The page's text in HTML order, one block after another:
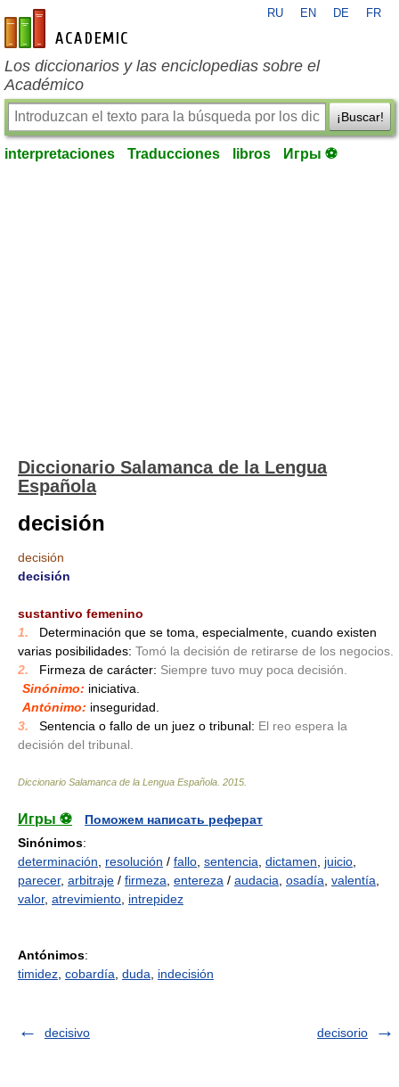
es-academic.com
RU EN DE FR
Los diccionarios y las enciclopedias sobre el
Académico
¡Buscar!
interpretaciones Traducciones libros Игры ⚽
Diccionario Salamanca de la Lengua
Española
decisión
decisión
decisión
sustantivo femenino
1.
Determinación que se toma, especialmente, cuando existen
varias posibilidades: Tomó la decisión de retirarse de los negocios.
2.
Firmeza de carácter: Siempre tuvo muy poca decisión.
Sinónimo: iniciativa.
Antónimo: inseguridad.
3.
Sentencia o fallo de un juez o tribunal: El reo espera la
decisión del tribunal.
Diccionario Salamanca de la Lengua Española 2015
Игры ⚽
Поможем написать реферат
Sinónimos:
determinación
resolución / fallo sentencia dictamen juicio
parecer, arbitraje / firmeza entereza / audacia osadía valentía
valor, atrevimiento intrepidez
Antónimos:
timidez cobardía duda indecisión
decisivo decisorio